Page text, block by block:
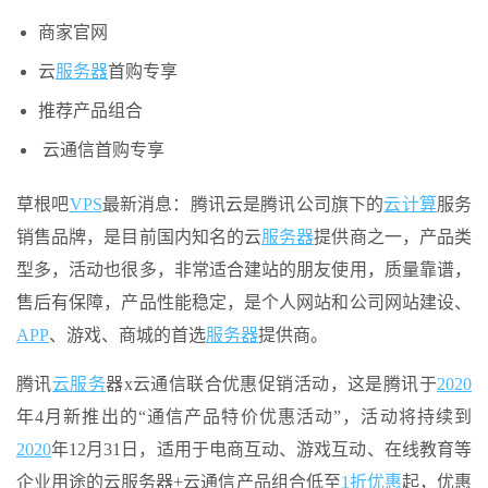
商家官网
云服务器首购专享
推荐产品组合
云通信首购专享
草根吧VPS最新消息：腾讯云是腾讯公司旗下的云计算服务
销售品牌，是目前国内知名的云服务器提供商之一，产品类
型多，活动也很多，非常适合建站的朋友使用，质量靠谱，
售后有保障，产品性能稳定，是个人网站和公司网站建设、
APP、游戏、商城的首选服务器提供商。
腾讯云服务器x云通信联合优惠促销活动，这是腾讯于2020
年4月新推出的“通信产品特价优惠活动”，活动将持续到
2020年12月31日，适用于电商互动、游戏互动、在线教育等
企业用途的云服务器+云通信产品组合低至1折优惠起，优惠